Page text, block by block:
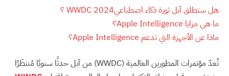
هل ستطلق آبل ثورة ذكاء اصطناعيWWDC 2024 ؟
ما هي مزايا Apple Intelligence؟
ماذا عن الأجهزة التي تدعم Apple Intelligence؟
تُعدّ مؤتمرات المطورين العالمية (WWDC) من آبل حدثًا سنويًا مُنتظَرًا